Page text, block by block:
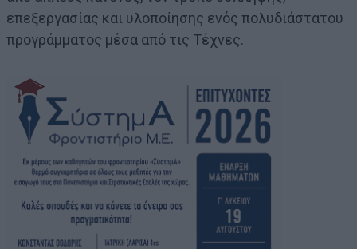
επεξεργασίας και υλοποίησης ενός πολυδιάστατου
προγράμματος μέσα από τις Τέχνες.